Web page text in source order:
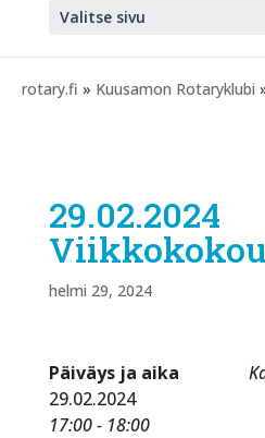
Valitse sivu
rotary.fi » Kuusamon Rotaryklubi
29.02.2024
helmi 29, 2024
Päiväys ja aika
29.02.2024
17:00 - 18:00